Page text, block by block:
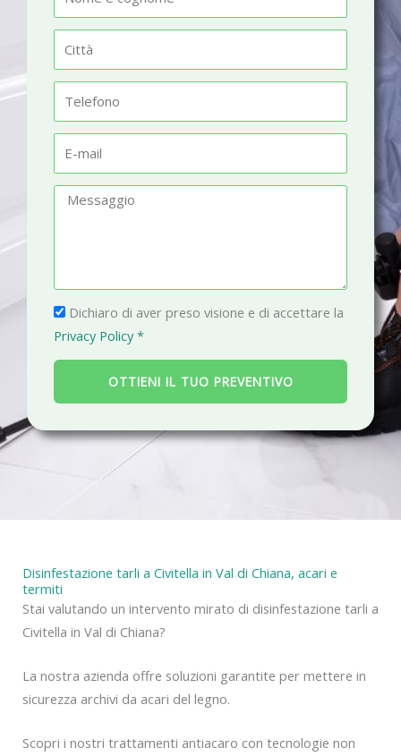
m
t
à
l
fm
a
g
g
i
P
r
i
a
c
Dichiaro di aver preso visione e di accettare la
Privacy Policy *
OTTIENI IL TUO PREVENTIVO
Disinfestazione tarli a Civitella in Val di Chiana, acari e
termiti
Stai valutando un intervento mirato di disinfestazione tarli a
Civitella in Val di Chiana?
La nostra azienda offre soluzioni garantite per mettere in
sicurezza archivi da acari del legno.
Scopri i nostri trattamenti antiacaro con tecnologie non